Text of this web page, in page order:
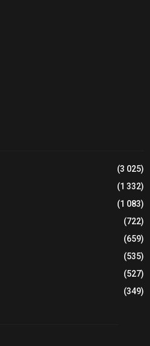
(3 025)
(1 332)
(1 083)
(722)
(659)
(535)
(527)
(349)